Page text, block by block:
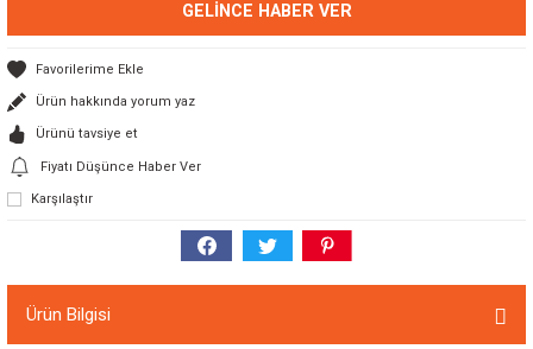
GELINCE HABER VER
Ürün hakkında yorum yaz
Ürünü tavsiye et
Fiyatı Düşünce Haber Ver
Karşılaştır
Ürün Bilgisi